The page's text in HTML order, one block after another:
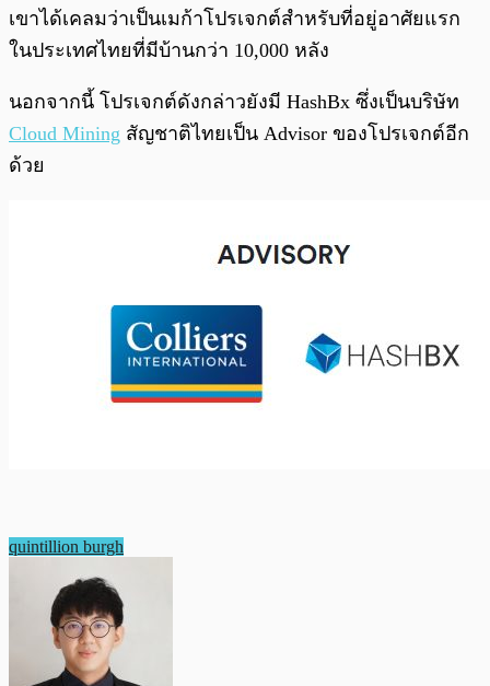
เขาได้เคลมว่าเป็นเมก้าโปรเจกต์สำหรับที่อยู่อาศัยแรก
ในประเทศไทยที่มีบ้านกว่า 10,000 หลัง
นอกจากนี้ โปรเจกต์ดังกล่าวยังมี HashBx ซึ่งเป็นบริษัท
Cloud Mining สัญชาติไทยเป็น Advisor ของโปรเจกต์อีก
ด้วย
quintillion burgh